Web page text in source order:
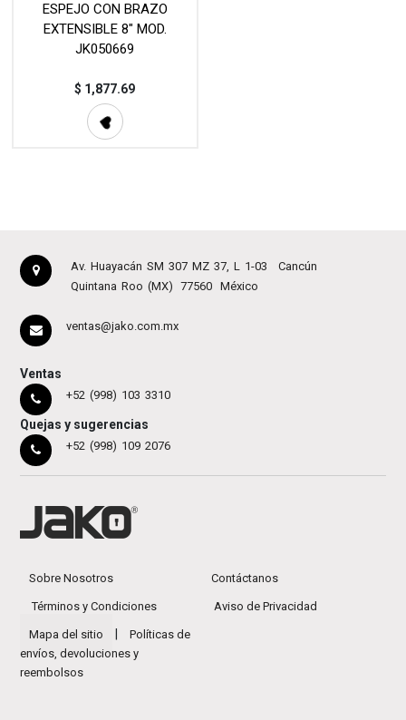
ESPEJO CON BRAZO
EXTENSIBLE 8" MOD.
JK050669
$ 1,877.69
Av. Huayacán SM 307 MZ 37, L 1-03
Cancún
Quintana Roo (MX)
77560 México
ventas@jako.com.mx
Ventas
+52 (998) 103 3310
Quejas y sugerencias
+52 (998) 109 2076
Sobre Nosotros Contáctanos
Términos y Condiciones Aviso de Privacidad
Mapa del sitio
Políticas de
envíos, devoluciones y
reembolsos